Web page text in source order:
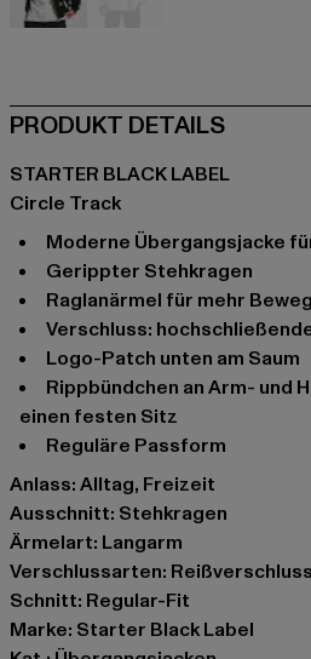
PRODUKT DETAILS
STARTER BLACK LABEL
Circle Track
Moderne Übergangsjacke
Gerippter Stehkragen
Raglanärmel für mehr
Verschluss:
Logo-Patch unten am Saum
Rippbündchen an Arm- und Hüftabschluss sorgen für
einen festen Sitz
Reguläre Passform
Anlass: Alltag, Freizeit
Ausschnitt: Stehkragen
Ärmelart: Langarm
Verschlussarten: Reißverschluss
Schnitt: Regular-Fit
Marke: Starter Black Label